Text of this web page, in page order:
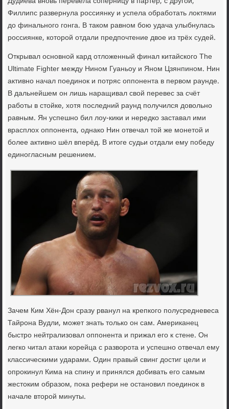
Филлипс развернула россиянку и успела обработать локтями
до финального гонга. В таком равном бою удача улыбнулась
россиянке, которой отдали предпочтение двое из трёх судей.
Открывал основной кард отложенный финал китайского The
Ultimate Fighter между Нином Гуаньоу и Яном Цзянпином. Нин
активно начал поединок и потряс оппонента в первом раунде.
В дальнейшем он лишь наращивал свой перевес за счёт
работы в стойке, хотя последний раунд получился довольно
равным. Ян успешно бил лоу-кики и нередко заставал ими
врасплох оппонента, однако Нин отвечал той же монетой и
более активно шёл вперёд. В итоге судьи отдали ему победу
единогласным решением.
Зачем Ким Хён-Дон сразу рванул на крепкого полусредневеса
Тайрона Вудли, может знать только он сам. Американец
быстро нейтрализовал оппонента и прижал его к стене. Он
легко читал атаки корейца с разворота и успешно отвечал ему
классическими ударами. Один правый свинг достиг цели и
опрокинул Кима на спину и принялся добивать его самым
жестоким образом, пока рефери не остановил поединок в
начале второй минуты.